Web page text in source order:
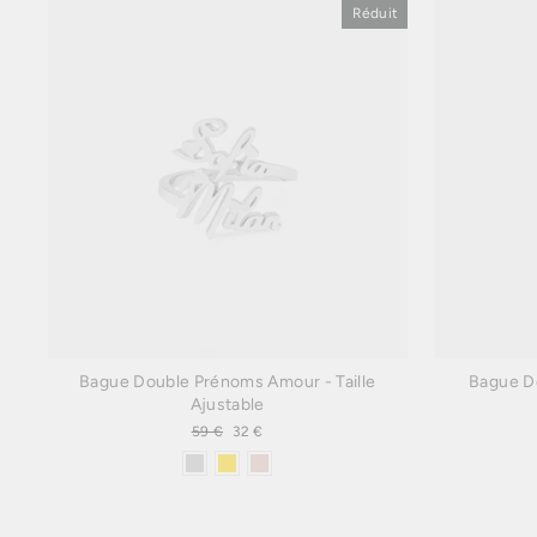
Réduit
Bague Double Prénoms Amour - Taille
Ajustable
Prix
59 €
Prix
32 €
Bague